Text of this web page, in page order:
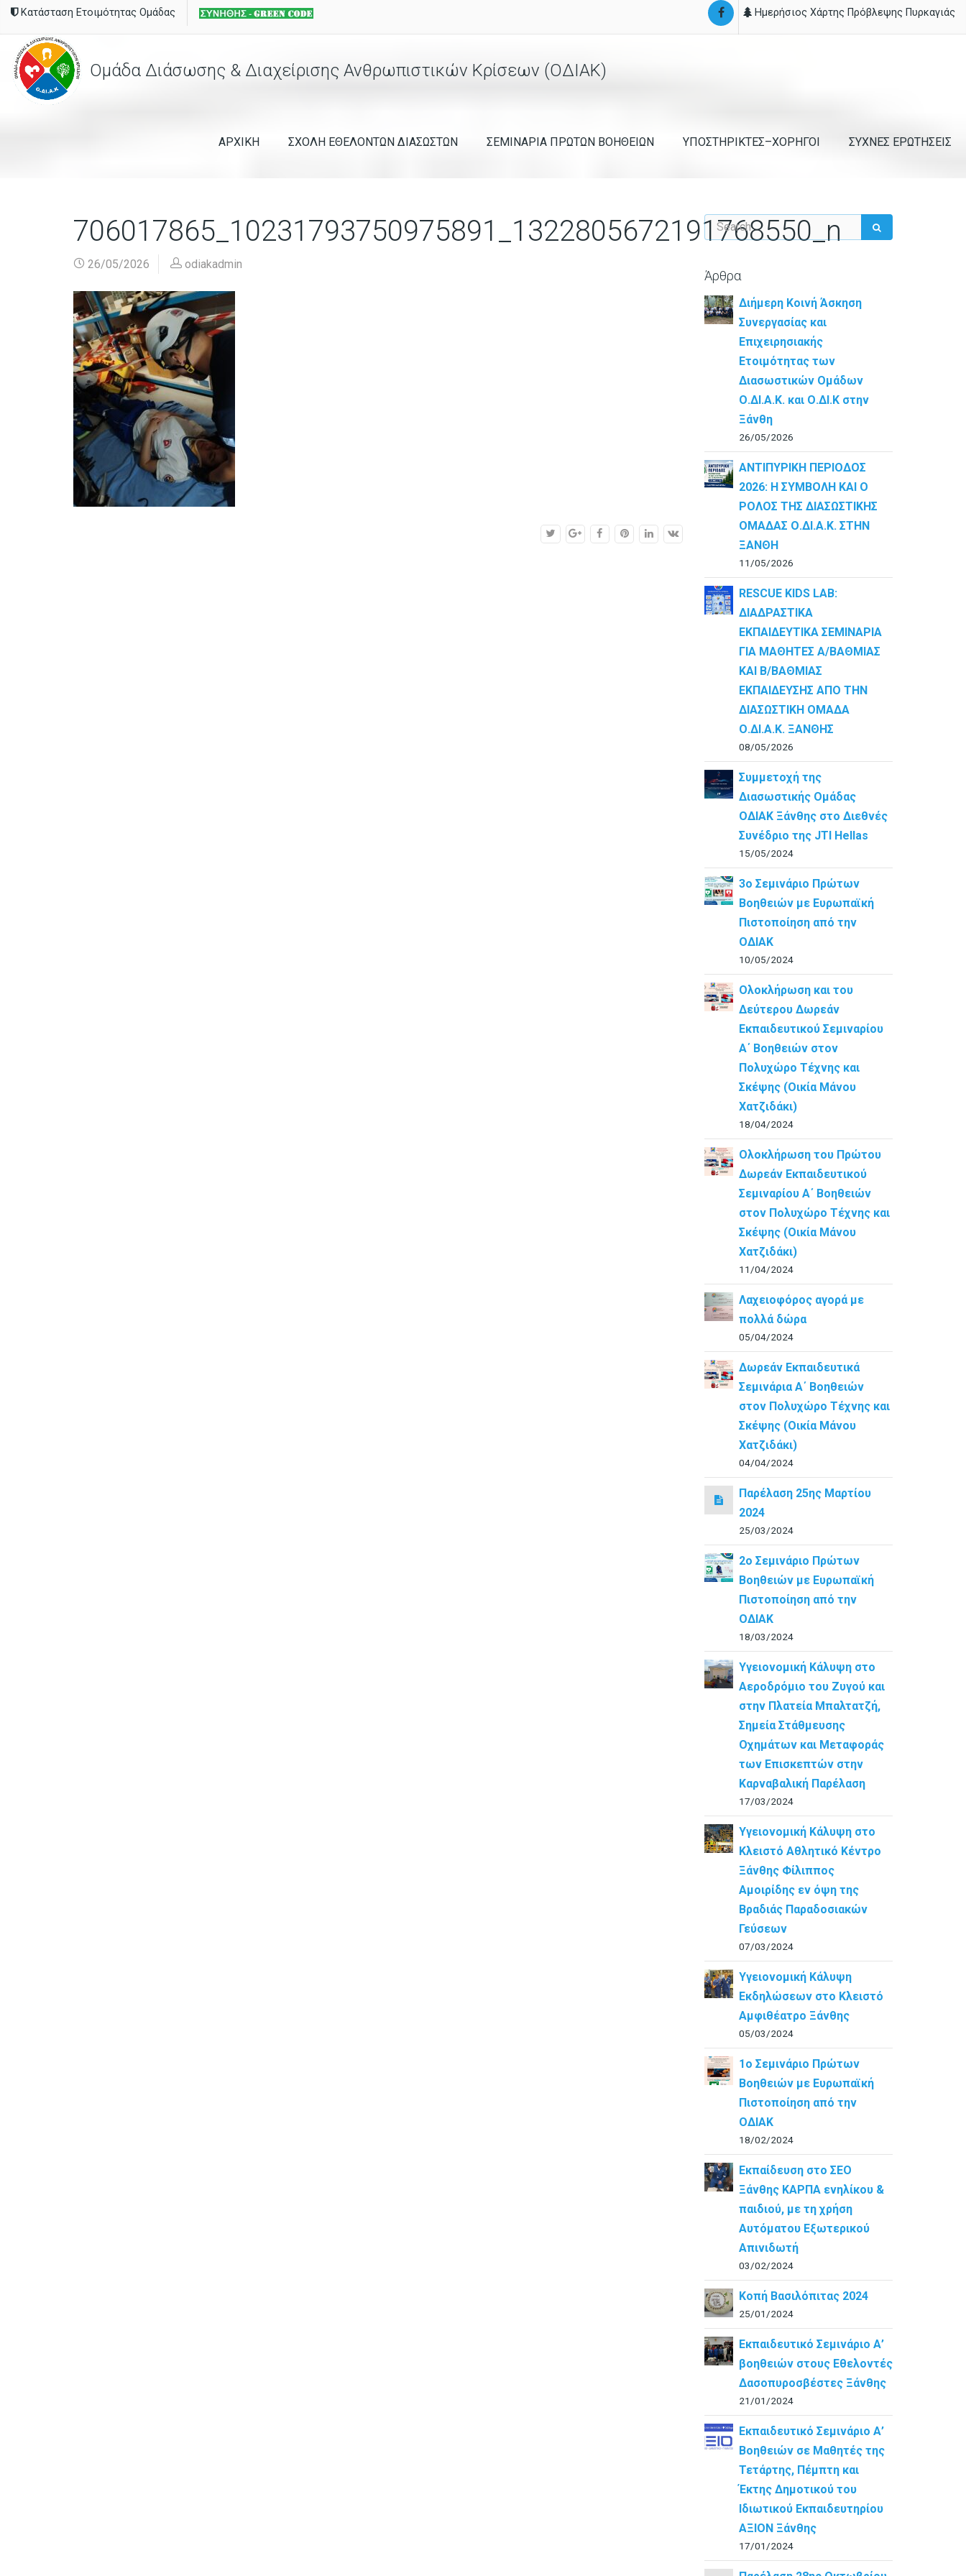
Κατάσταση Ετοιμότητας Ομάδας Ημερήσιος Χάρτης Πρόβλεψης Πυρκαγιάς
Ομάδα Διάσωσης & Διαχείρισης Ανθρωπιστικών Κρίσεων (ΟΔΙΑΚ)
ΑΡΧΙΚΗ ΣΧΟΛΗ ΕΘΕΛΟΝΤΩΝ ΔΙΑΣΩΣΤΩΝ ΣΕΜΙΝΑΡΙΑ ΠΡΩΤΩΝ ΒΟΗΘΕΙΩΝ ΥΠΟΣΤΗΡΙΚΤΕΣ–ΧΟΡΗΓΟΙ ΣΥΧΝΕΣ ΕΡΩΤΗΣΕΙΣ
706017865_10231793750975891_1322805672191768550_n
26/05/2026 odiakadmin
Άρθρα
Διήμερη Κοινή Άσκηση
Συνεργασίας και
Επιχειρησιακής
Ετοιμότητας των
Διασωστικών Ομάδων
Ο.ΔΙ.Α.Κ. και Ο.ΔΙ.Κ στην
Ξάνθη
26/05/2026
ΑΝΤΙΠΥΡΙΚΗ ΠΕΡΙΟΔΟΣ
2026: Η ΣΥΜΒΟΛΗ ΚΑΙ Ο
ΡΟΛΟΣ ΤΗΣ ΔΙΑΣΩΣΤΙΚΗΣ
ΟΜΑΔΑΣ Ο.ΔΙ.Α.Κ. ΣΤΗΝ
ΞΑΝΘΗ
11/05/2026
RESCUE KIDS LAB:
ΔΙAΔΡΑΣΤΙΚΑ
ΕΚΠΑΙΔΕΥΤΙΚΑ ΣΕΜΙΝΑΡΙΑ
ΓΙΑ ΜΑΘΗΤΕΣ Α/ΒΑΘΜΙΑΣ
ΚΑΙ Β/ΒΑΘΜΙΑΣ
ΕΚΠΑΙΔΕΥΣΗΣ ΑΠΟ ΤΗΝ
ΔΙΑΣΩΣΤΙΚΗ ΟΜΑΔΑ
Ο.ΔΙ.Α.Κ. ΞΑΝΘΗΣ
08/05/2026
Συμμετοχή της
Διασωστικής Ομάδας
ΟΔΙΑΚ Ξάνθης στο Διεθνές
Συνέδριο της JTI Hellas
15/05/2024
3ο Σεμινάριο Πρώτων
Βοηθειών με Ευρωπαϊκή
Πιστοποίηση από την
ΟΔΙΑΚ
10/05/2024
Ολοκλήρωση και του
Δεύτερου Δωρεάν
Εκπαιδευτικού Σεμιναρίου
Α΄ Βοηθειών στον
Πολυχώρο Τέχνης και
Σκέψης (Οικία Μάνου
Χατζιδάκι)
18/04/2024
Ολοκλήρωση του Πρώτου
Δωρεάν Εκπαιδευτικού
Σεμιναρίου Α΄ Βοηθειών
στον Πολυχώρο Τέχνης και
Σκέψης (Οικία Μάνου
Χατζιδάκι)
11/04/2024
Λαχειοφόρος αγορά με
πολλά δώρα
05/04/2024
Δωρεάν Εκπαιδευτικά
Σεμινάρια Α΄ Βοηθειών
στον Πολυχώρο Τέχνης και
Σκέψης (Οικία Μάνου
Χατζιδάκι)
04/04/2024
Παρέλαση 25ης Μαρτίου
2024
25/03/2024
2ο Σεμινάριο Πρώτων
Βοηθειών με Ευρωπαϊκή
Πιστοποίηση από την
ΟΔΙΑΚ
18/03/2024
Υγειονομική Κάλυψη στο
Αεροδρόμιο του Ζυγού και
στην Πλατεία Μπαλτατζή,
Σημεία Στάθμευσης
Οχημάτων και Μεταφοράς
των Επισκεπτών στην
Καρναβαλική Παρέλαση
17/03/2024
Υγειονομική Κάλυψη στο
Κλειστό Αθλητικό Κέντρο
Ξάνθης Φίλιππος
Αμοιρίδης εν όψη της
Βραδιάς Παραδοσιακών
Γεύσεων
07/03/2024
Υγειονομική Κάλυψη
Εκδηλώσεων στο Κλειστό
Αμφιθέατρο Ξάνθης
05/03/2024
1ο Σεμινάριο Πρώτων
Βοηθειών με Ευρωπαϊκή
Πιστοποίηση από την
ΟΔΙΑΚ
18/02/2024
Εκπαίδευση στο ΣΕΟ
Ξάνθης ΚΑΡΠΑ ενηλίκου &
παιδιού, με τη χρήση
Αυτόματου Εξωτερικού
Απινιδωτή
03/02/2024
Κοπή Βασιλόπιτας 2024
25/01/2024
Εκπαιδευτικό Σεμινάριο Α’
βοηθειών στους Εθελοντές
Δασοπυροσβέστες Ξάνθης
21/01/2024
Εκπαιδευτικό Σεμινάριο Α’
Βοηθειών σε Μαθητές της
Τετάρτης, Πέμπτη και
Έκτης Δημοτικού του
Ιδιωτικού Εκπαιδευτηρίου
ΑΞΙΟΝ Ξάνθης
17/01/2024